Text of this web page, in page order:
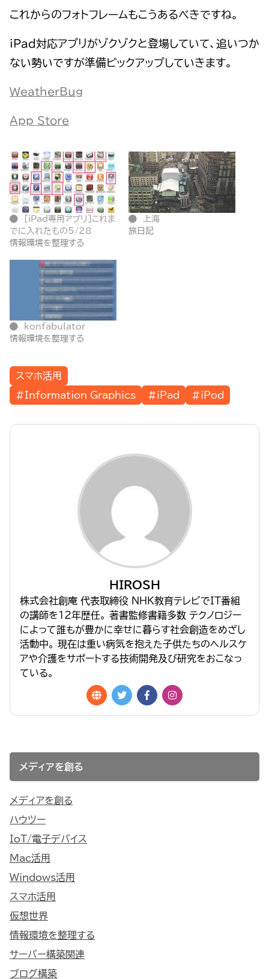
これからのフォトフレームもこうあるべきですね。
iPad対応アプリがゾクゾクと登場していて、追いつか
ない勢いですが準備ピックアップしていきます。
WeatherBug
App Store
[iPad専用アプリ]これま
でに入れたもの5/28
情報環境を整理する
上海
旅日記
konfabulator
情報環境を整理する
スマホ活用
#Information Graphics
#iPad #iPod
HIROSH
株式会社創庵 代表取締役 NHK教育テレビでIT番組
の講師を１２年歴任。 著書監修書籍多数 テクノロジー
によって誰もが豊かに幸せに暮らす社会創造をめざし
活動中。 現在は重い病気を抱えた子供たちのヘルスケ
アや介護をサポートする技術開発及び研究をおこなっ
ている。
メディアを創る
メディアを創る
ハウツー
IoT/電子デバイス
Mac活用
Windows活用
スマホ活用
仮想世界
情報環境を整理する
サーバー構築関連
ブログ構築